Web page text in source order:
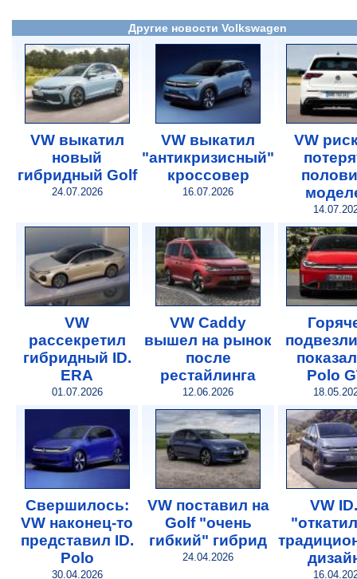
Другие новости Volkswagen
VW выкатил
новый
гибридный Golf
24.07.2026
VW выкатил
"антикризисный"
кроссовер
16.07.2026
VW
VW
рассекретил
гибридный ID.
ERA
01.07.2026
VW Caddy
вышел на рынок
после
рестайлинга
12.06.2026
Polo
Свершилось:
VW наконец-то
представил ID.
Polo
30.04.2026
VW поставил на
Golf "очень
гибкий" гибрид
24.04.2026
VW